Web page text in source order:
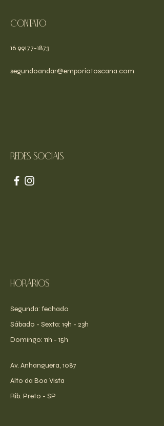
Contato
16 99177-1873
segundoandar@emporiotoscana.com
Redes sociais
Horários
Segunda: fechado
​​Sábado - Sexta: 19h - 23h
​Domingo: 11h - 15h
Av. Anhanguera, 1087
Alto da Boa Vista
Rib. Preto - SP